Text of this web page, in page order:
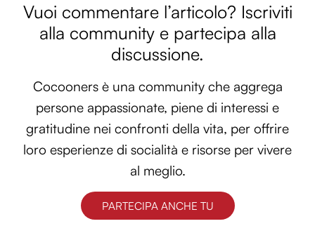
Vuoi commentare l’articolo? Iscriviti
alla community e partecipa alla
discussione.
Cocooners è una community che aggrega
persone appassionate, piene di interessi e
gratitudine nei confronti della vita, per offrire
loro esperienze di socialità e risorse per vivere
al meglio.
PARTECIPA ANCHE TU